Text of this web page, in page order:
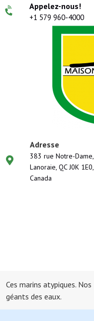
Appelez-nous!
+1 579 960-4000
Adresse
383 rue Notre-Dame,
Lanoraie, QC J0K 1E0,
Canada
Ces marins atypiques. Nos
géants des eaux.